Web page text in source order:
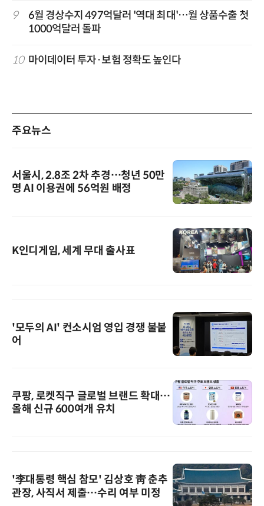
9
6월 경상수지 497억달러 '역대 최대'…월 상품수출 첫
1000억달러 돌파
10 마이데이터 투자·보험 정확도 높인다
주요뉴스
서울시, 2.8조 2차 추경…청년 50만
명 AI 이용권에 56억원 배정
K인디게임, 세계 무대 출사표
'모두의 AI' 컨소시엄 영입 경쟁 불붙
어
쿠팡, 로켓직구 글로벌 브랜드 확대…
올해 신규 600여개 유치
'李대통령 핵심 참모' 김상호 靑 춘추
관장, 사직서 제출…수리 여부 미정